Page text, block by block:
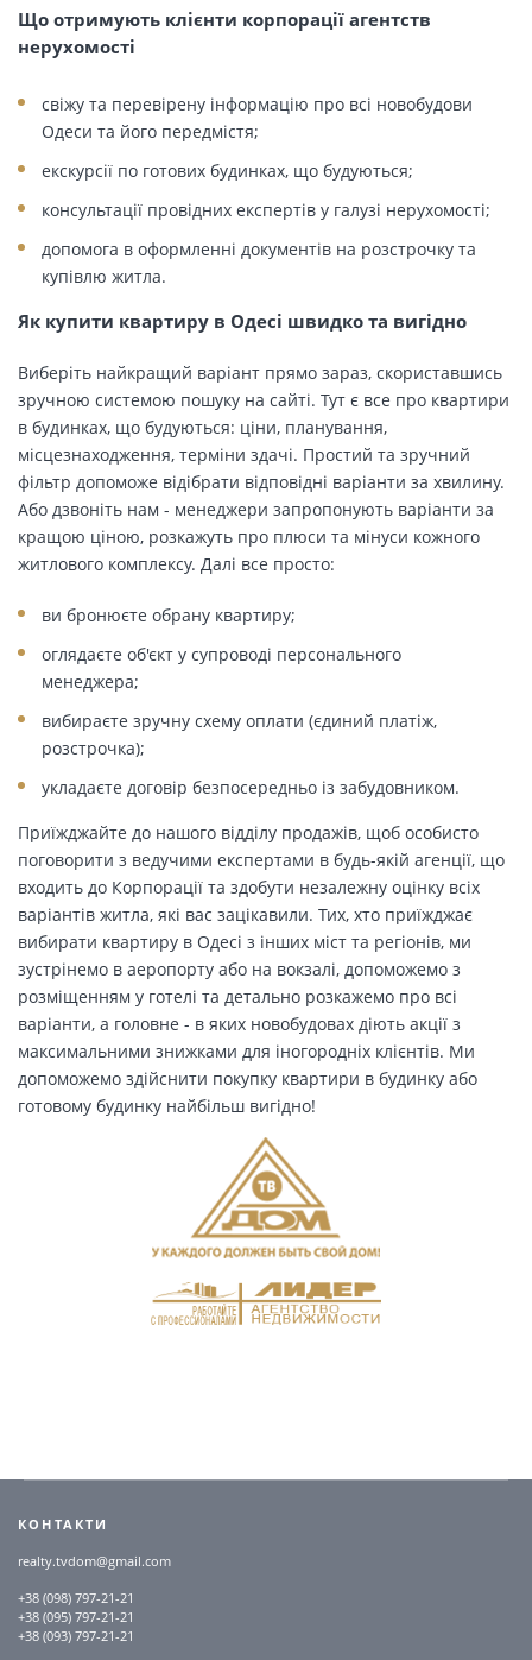
Що отримують клієнти корпорації агентств
нерухомості
свіжу та перевірену інформацію про всі новобудови
Одеси та його передмістя;
екскурсії по готових будинках, що будуються;
консультації провідних експертів у галузі нерухомості;
допомога в оформленні документів на розстрочку та
купівлю житла.
Як купити квартиру в Одесі швидко та вигідно
Виберіть найкращий варіант прямо зараз, скориставшись
зручною системою пошуку на сайті. Тут є все про квартири
в будинках, що будуються: ціни, планування,
місцезнаходження, терміни здачі. Простий та зручний
фільтр допоможе відібрати відповідні варіанти за хвилину.
Або дзвоніть нам - менеджери запропонують варіанти за
кращою ціною, розкажуть про плюси та мінуси кожного
житлового комплексу. Далі все просто:
ви бронюєте обрану квартиру;
оглядаєте об'єкт у супроводі персонального
менеджера;
вибираєте зручну схему оплати (єдиний платіж,
розстрочка);
укладаєте договір безпосередньо із забудовником.
Приїжджайте до нашого відділу продажів, щоб особисто
поговорити з ведучими експертами в будь-якій агенції, що
входить до Корпорації та здобути незалежну оцінку всіх
варіантів житла, які вас зацікавили. Тих, хто приїжджає
вибирати квартиру в Одесі з інших міст та регіонів, ми
зустрінемо в аеропорту або на вокзалі, допоможемо з
розміщенням у готелі та детально розкажемо про всі
варіанти, а головне - в яких новобудовах діють акції з
максимальними знижками для іногородніх клієнтів. Ми
допоможемо здійснити покупку квартири в будинку або
готовому будинку найбільш вигідно!
КОНТАКТИ
realty.tvdom@gmail.com
+38 (098) 797-21-21
+38 (095) 797-21-21
+38 (093) 797-21-21